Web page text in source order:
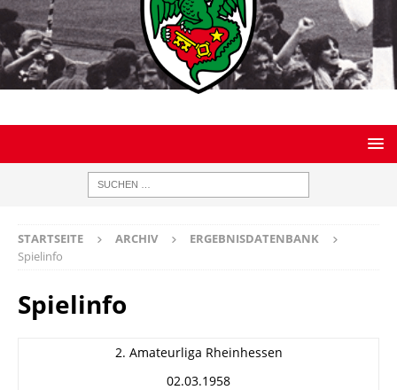
STARTSEITE ARCHIV
ERGEBNISDATENBANK
Spielinfo
Spielinfo
2. Amateurliga Rheinhessen
02.03.1958